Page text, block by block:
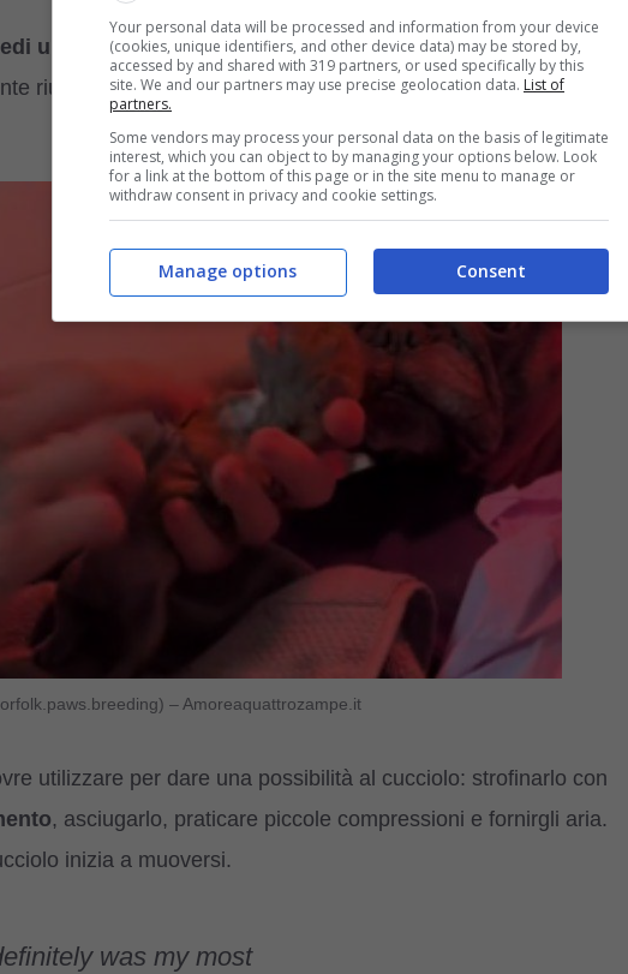
uniti
, il contrario di come dovrebbe andare, ed è rimasto
riuscito a tirarlo fuori, non c’era alcun segno di vita da parte
– Amoreaquattrozampe.it
utilizzare per dare una possibilità al cucciolo: strofinarlo con
, asciugarlo, praticare piccole compressioni e fornirgli aria.
inizia a muoversi.
was my most
Your personal data will be processed and information from your device
(cookies, unique identifiers, and other device data) may be stored by,
accessed by and shared with 319 partners, or used specifically by this
site. We and our partners may use precise geolocation data. List of
partners.
Some vendors may process your personal data on the basis of legitimate
interest, which you can object to by managing your options below. Look
for a link at the bottom of this page or in the site menu to manage or
withdraw consent in privacy and cookie settings.
Consent
Manage options